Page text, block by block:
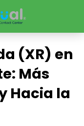
(XR) en
Más
Hacia la